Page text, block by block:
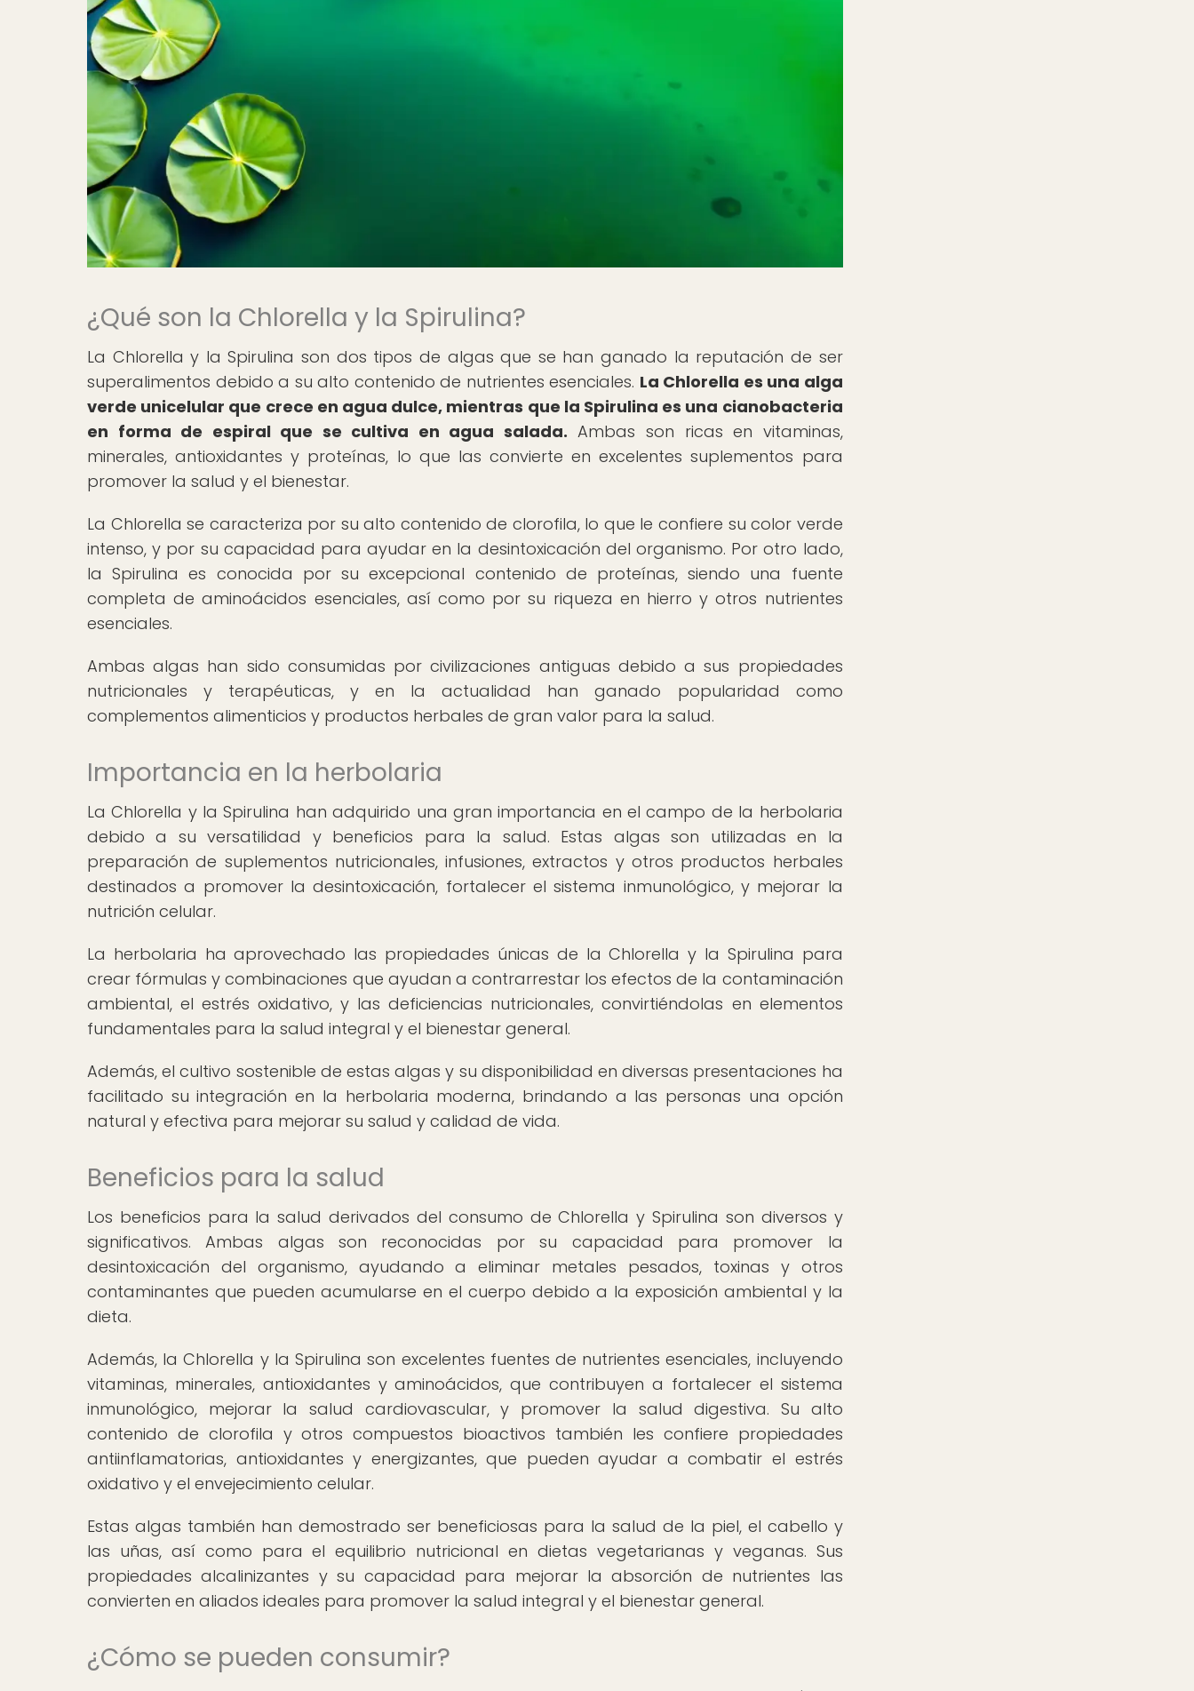
¿Qué son la Chlorella y la Spirulina?
La Chlorella y la Spirulina son dos tipos de algas que se han ganado la reputación de ser
superalimentos debido a su alto contenido de nutrientes esenciales. La Chlorella es una alga
verde unicelular que crece en agua dulce, mientras que la Spirulina es una cianobacteria
en forma de espiral que se cultiva en agua salada. Ambas son ricas en vitaminas,
minerales, antioxidantes y proteínas, lo que las convierte en excelentes suplementos para
promover la salud y el bienestar.
La Chlorella se caracteriza por su alto contenido de clorofila, lo que le confiere su color verde
intenso, y por su capacidad para ayudar en la desintoxicación del organismo. Por otro lado,
la Spirulina es conocida por su excepcional contenido de proteínas, siendo una fuente
completa de aminoácidos esenciales, así como por su riqueza en hierro y otros nutrientes
esenciales.
Ambas algas han sido consumidas por civilizaciones antiguas debido a sus propiedades
nutricionales y terapéuticas, y en la actualidad han ganado popularidad como
complementos alimenticios y productos herbales de gran valor para la salud.
Importancia en la herbolaria
La Chlorella y la Spirulina han adquirido una gran importancia en el campo de la herbolaria
debido a su versatilidad y beneficios para la salud. Estas algas son utilizadas en la
preparación de suplementos nutricionales, infusiones, extractos y otros productos herbales
destinados a promover la desintoxicación, fortalecer el sistema inmunológico, y mejorar la
nutrición celular.
La herbolaria ha aprovechado las propiedades únicas de la Chlorella y la Spirulina para
crear fórmulas y combinaciones que ayudan a contrarrestar los efectos de la contaminación
ambiental, el estrés oxidativo, y las deficiencias nutricionales, convirtiéndolas en elementos
fundamentales para la salud integral y el bienestar general.
Además, el cultivo sostenible de estas algas y su disponibilidad en diversas presentaciones ha
facilitado su integración en la herbolaria moderna, brindando a las personas una opción
natural y efectiva para mejorar su salud y calidad de vida.
Beneficios para la salud
Los beneficios para la salud derivados del consumo de Chlorella y Spirulina son diversos y
significativos. Ambas algas son reconocidas por su capacidad para promover la
desintoxicación del organismo, ayudando a eliminar metales pesados, toxinas y otros
contaminantes que pueden acumularse en el cuerpo debido a la exposición ambiental y la
dieta.
Además, la Chlorella y la Spirulina son excelentes fuentes de nutrientes esenciales, incluyendo
vitaminas, minerales, antioxidantes y aminoácidos, que contribuyen a fortalecer el sistema
inmunológico, mejorar la salud cardiovascular, y promover la salud digestiva. Su alto
contenido de clorofila y otros compuestos bioactivos también les confiere propiedades
antiinflamatorias, antioxidantes y energizantes, que pueden ayudar a combatir el estrés
oxidativo y el envejecimiento celular.
Estas algas también han demostrado ser beneficiosas para la salud de la piel, el cabello y
las uñas, así como para el equilibrio nutricional en dietas vegetarianas y veganas. Sus
propiedades alcalinizantes y su capacidad para mejorar la absorción de nutrientes las
convierten en aliados ideales para promover la salud integral y el bienestar general.
¿Cómo se pueden consumir?